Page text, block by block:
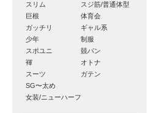
スリム
スジ筋/普通体型
巨根
体育会
ガッチリ
ギャル系
少年
制服
スポユニ
競パン
褌
オトナ
スーツ
ガテン
SG〜太め
女装/ニューハーフ